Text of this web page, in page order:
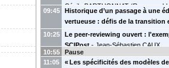
Cécile BARTHONNAT (Responsable
réseau Médici
)
09:45
Historique d’un passage à une
vertueuse : défis de la transition
projets d’avenir - Célia VAUDAINE
Mersenne, Responsable
Virginie DECOSTA
des publications de l’Académie des
10:25
Le peer-reviewing ouvert :
SCIPost - Jean-Sébastien CAUX
10:55
Pause
11:05
« Les spécificités des modèles